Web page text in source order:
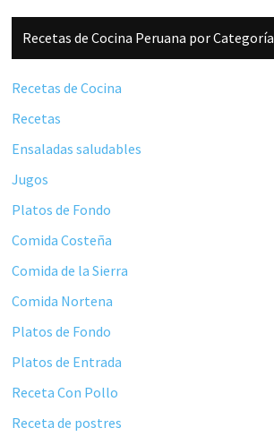
Barra
lateral
principal
Recetas de Cocina Peruana por Categoría
Recetas de Cocina
Recetas
Ensaladas saludables
Jugos
Platos de Fondo
Comida Costeña
Comida de la Sierra
Comida Nortena
Platos de Fondo
Platos de Entrada
Receta Con Pollo
Receta de postres